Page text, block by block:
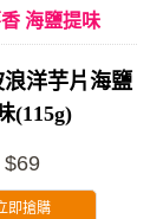
海鹽提味
洋芋片海鹽
(115g)
$69
即搶購